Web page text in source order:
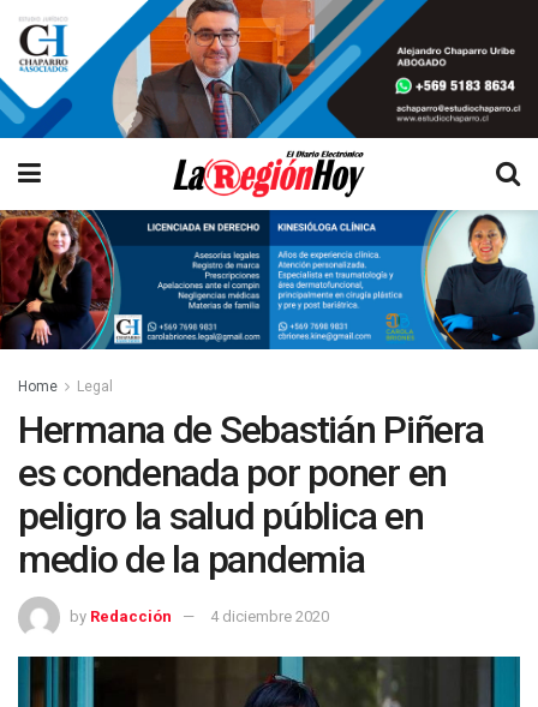
Home Legal
Hermana de Sebastián Piñera
es condenada por poner en
peligro la salud pública en
medio de la pandemia
by Redacción 4 diciembre 2020